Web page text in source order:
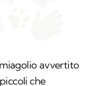
avvertito
che